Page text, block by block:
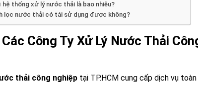
hệ thống xử lý nước thải là bao nhiêu?
lọc nước thải có tái sử dụng được không?
Công Ty Xử Lý Nước Thải
thải công nghiệp tại TP.HCM cung cấp dịch vụ